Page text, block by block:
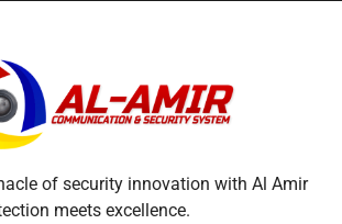
of security innovation with Al Amir
meets excellence.